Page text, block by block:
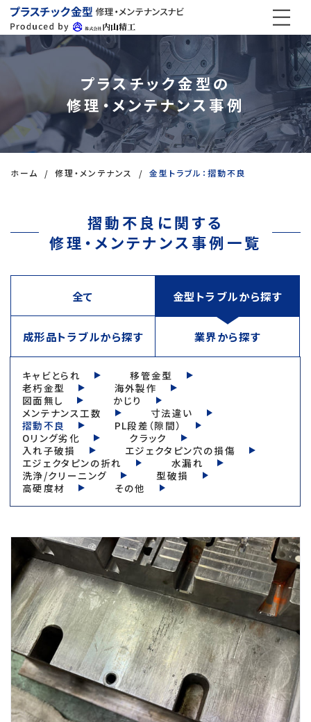
プラスチック金型の
修理・メンテナンス事例
ホーム 修理・メンテナンス 金型トラブル：摺動不良
摺動不良に関する
修理・メンテナンス事例一覧
全て 金型トラブルから探す
成形品トラブルから探す 業界から探す
キャビとられ
移管金型
老朽金型
海外製作
図面無し
かじり
メンテナンス工数
寸法違い
摺動不良
PL段差（隙間）
Oリング劣化
クラック
入れ子破損
エジェクタピン穴の損傷
エジェクタピンの折れ
水漏れ
洗浄/クリーニング
型破損
高硬度材
その他